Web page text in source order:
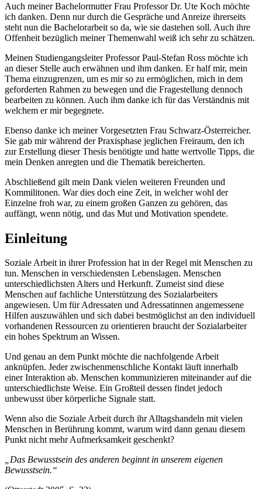
Auch meiner Bachelormutter Frau Professor Dr. Ute Koch möchte
ich danken. Denn nur durch die Gespräche und Anreize ihrerseits
steht nun die Bachelorarbeit so da, wie sie dastehen soll. Auch ihre
Meinen Studiengangsleiter Professor Paul-Stefan Ross möchte ich
an dieser Stelle auch erwähnen und ihm danken. Er half mir, mein
Thema einzugrenzen, um es mir so zu ermöglichen, mich in dem
geforderten Rahmen zu bewegen und die Fragestellung dennoch
bearbeiten zu können. Auch ihm danke ich für das Verständnis mit
Ebenso danke ich meiner Vorgesetzten Frau Schwarz-Österreicher.
Sie gab mir während der Praxisphase jeglichen Freiraum, den ich
zur Erstellung dieser Thesis benötigte und hatte wertvolle Tipps, die
Abschließend gilt mein Dank vielen weiteren Freunden und
Kommilitonen. War dies doch eine Zeit, in welcher wohl der
Einzelne froh war, zu einem großen Ganzen zu gehören, das
Einleitung
Soziale Arbeit in ihrer Profession hat in der Regel mit Menschen zu
tun. Menschen in verschiedensten Lebenslagen. Menschen
unterschiedlichsten Alters und Herkunft. Zumeist sind diese
Menschen auf fachliche Unterstützung des Sozialarbeiters
angewiesen. Um für Adressaten und Adressatinnen angemessene
Hilfen auszuwählen und sich dabei bestmöglichst an den individuell
vorhandenen Ressourcen zu orientieren braucht der Sozialarbeiter
Und genau an dem Punkt möchte die nachfolgende Arbeit
anknüpfen. Jeder zwischenmenschliche Kontakt läuft innerhalb
einer Interaktion ab. Menschen kommunizieren miteinander auf die
unterschiedlichste Weise. Ein Großteil dessen findet jedoch
Wenn also die Soziale Arbeit durch ihr Alltagshandeln mit vielen
Menschen in Berührung kommt, warum wird dann genau diesem
„Das Bewusstsein des anderen beginnt in unserem eigenen